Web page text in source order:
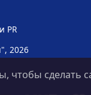
PR
2026
чтобы сделать